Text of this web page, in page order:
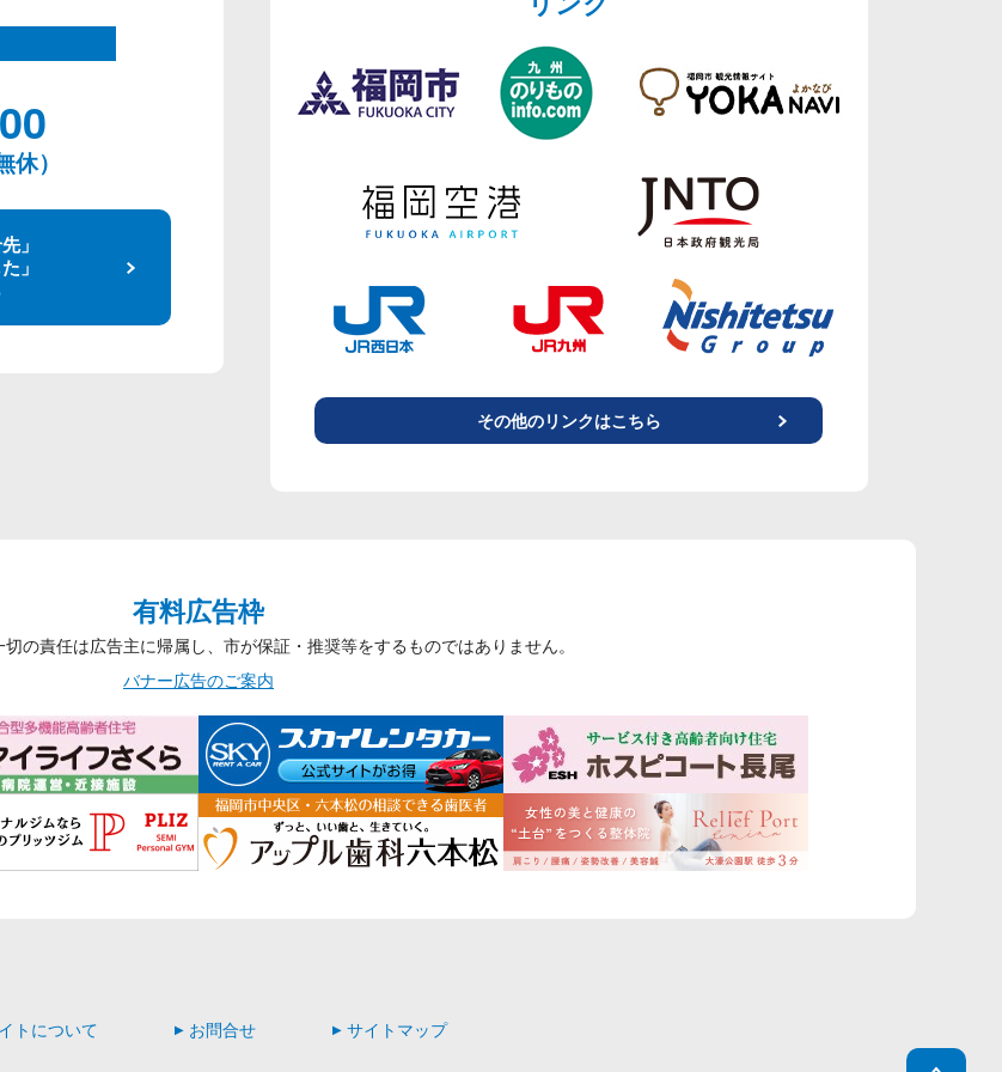
）
」
」
その他のリンクはこちら
有料広告枠
の責任は広告主に帰属し、市が保証・推奨等をするものではありません。
バナー広告のご案内
トについて ▶ お問合せ ▶ サイトマップ